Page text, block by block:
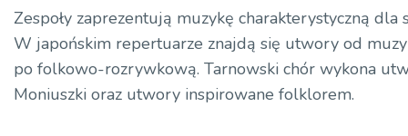
dźwiękowych
Zespoły zaprezentują muzykę charakterystyczną dla
W japońskim repertuarze znajdą się utwory od
po folkowo-rozrywkową. Tarnowski chór wykona
Moniuszki oraz utwory inspirowane folklorem.